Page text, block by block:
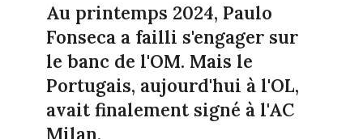
Au printemps 2024, Paulo
Fonseca a failli s'engager sur
le banc de l'OM. Mais le
Portugais, aujourd'hui à l'OL,
avait finalement signé à l'AC
Milan.